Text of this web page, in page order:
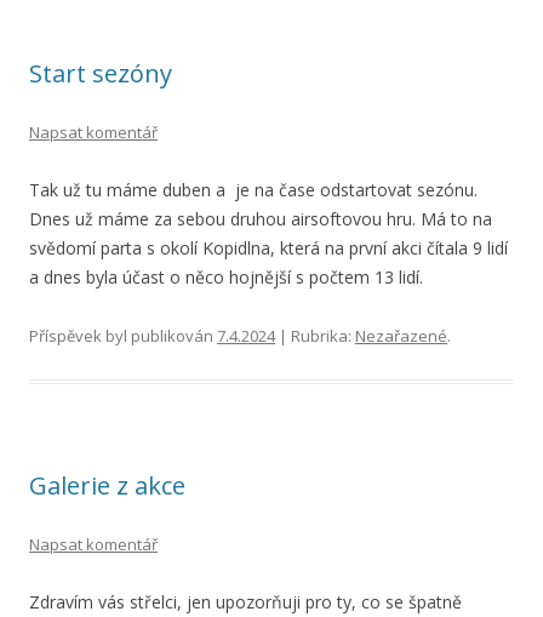
Start sezóny
Napsat komentář
Tak už tu máme duben a je na čase odstartovat sezónu.
Dnes už máme za sebou druhou airsoftovou hru. Má to na
svědomí parta s okolí Kopidlna, která na první akci čítala 9 lidí
a dnes byla účast o něco hojnější s počtem 13 lidí.
Příspěvek byl publikován 7.4.2024| Rubrika: Nezařazené.
Galerie z akce
Napsat komentář
Zdravím vás střelci, jen upozorňuji pro ty, co se špatně